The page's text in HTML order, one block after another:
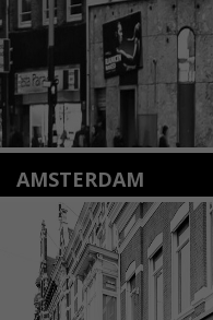
AMSTERDAM
Amstelveenseweg 135
1075 VX Amsterdam
+31 (0)20 2332546
info@kunsthuisamsterdam.nl